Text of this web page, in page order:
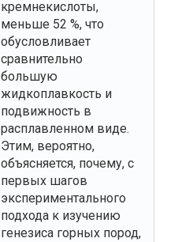
кремнекислоты,
меньше 52 %, что
обусловливает
сравнительно
большую
жидкоплавкость и
подвижность в
расплавленном виде.
Этим, вероятно,
объясняется, почему, с
первых шагов
экспериментального
подхода к изучению
генезиса горных пород,